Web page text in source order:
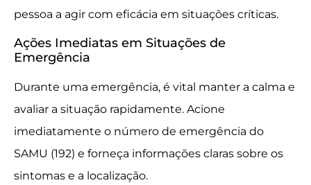
pessoa a agir com eficácia em situações críticas.
Ações Imediatas em Situações de
Emergência
Durante uma emergência, é vital manter a calma e
avaliar a situação rapidamente. Acione
imediatamente o número de emergência do
SAMU (192) e forneça informações claras sobre os
sintomas e a localização.